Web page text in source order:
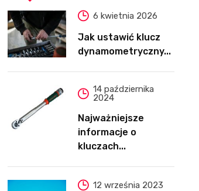
6 kwietnia 2026
Jak ustawić klucz
dynamometryczny...
14 października
2024
Najważniejsze
informacje o
kluczach...
12 września 2023